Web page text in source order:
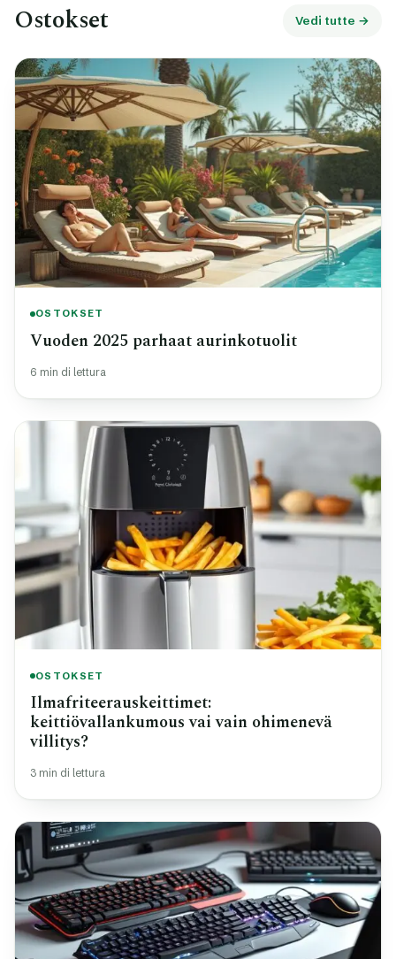
Ostokset Vedi tutte →
OSTOKSET
Vuoden 2025 parhaat aurinkotuolit
6 min di lettura
OSTOKSET
Ilmafriteerauskeittimet:
keittiövallankumous vai vain ohimenevä
villitys?
3 min di lettura